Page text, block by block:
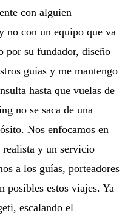
con alguien
no con un equipo que va
por su fundador, diseño
guías y me mantengo
hasta que vuelas de
no se saca de una
Nos enfocamos en
realista y un servicio
a los guías, porteadores
posibles estos viajes. Ya
escalando el